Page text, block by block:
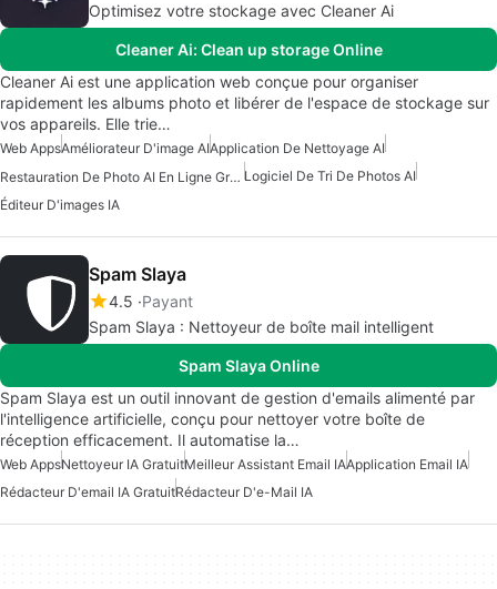
Optimisez votre stockage avec Cleaner Ai
Cleaner Ai: Clean up storage Online
Cleaner Ai est une application web conçue pour organiser
rapidement les albums photo et libérer de l'espace de stockage sur
vos appareils. Elle trie…
Web AppsAméliorateur D'image AIApplication De Nettoyage AI
Restauration De Photo AI En Ligne Gratuite Logiciel De Tri De Photos AI
Éditeur D'images IA
Spam Slaya
4.5 Payant
Spam Slaya : Nettoyeur de boîte mail intelligent
Spam Slaya Online
Spam Slaya est un outil innovant de gestion d'emails alimenté par
l'intelligence artificielle, conçu pour nettoyer votre boîte de
réception efficacement. Il automatise la…
Web AppsNettoyeur IA GratuitMeilleur Assistant Email IAApplication Email IA
Rédacteur D'email IA GratuitRédacteur D'e-Mail IA